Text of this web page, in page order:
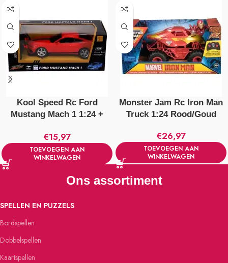
Kool Speed Rc Ford
Mustang Mach 1 1:24 +
€15,97
TOEVOEGEN AAN
WINKELWAGEN
Monster Jam Rc Iron Man
Truck 1:24 Rood/Goud
€26,97
TOEVOEGEN AAN
WINKELWAGEN
Ons assortiment
SPELLEN EN PUZZELS
Bordspellen
Dobbelspellen
Kaartspellen